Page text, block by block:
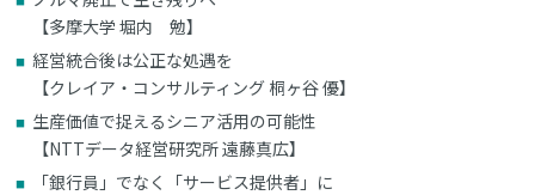
【多摩大学 堀内 勉】
経営統合後は公正な処遇を
【クレイア・コンサルティング 桐ヶ谷 優】
生産価値で捉えるシニア活用の可能性
【NTTデータ経営研究所 遠藤真広】
「銀行員」でなく「サービス提供者」に